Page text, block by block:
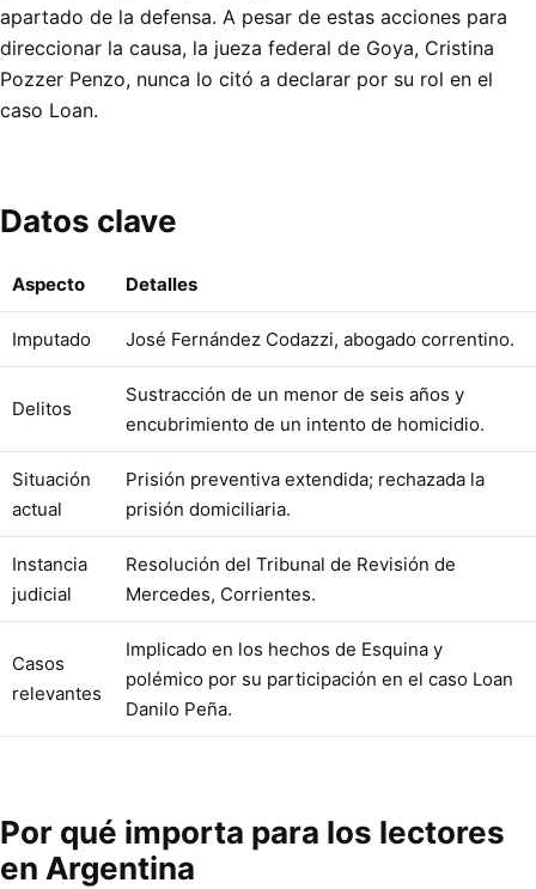
apartado de la defensa. A pesar de estas acciones para
direccionar la causa, la jueza federal de Goya, Cristina
Pozzer Penzo, nunca lo citó a declarar por su rol en el
caso Loan.
Datos clave
Aspecto Detalles
Imputado José Fernández Codazzi, abogado correntino.
Delitos
Sustracción de un menor de seis años y
encubrimiento de un intento de homicidio.
Situación
actual
Prisión preventiva extendida; rechazada la
prisión domiciliaria.
Instancia
judicial
Resolución del Tribunal de Revisión de
Mercedes, Corrientes.
Casos
relevantes
Implicado en los hechos de Esquina y
polémico por su participación en el caso Loan
Danilo Peña.
Por qué importa para los lectores
en Argentina